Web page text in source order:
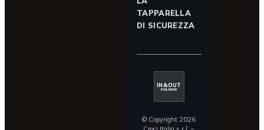
TAPPARELLA
DI SICUREZZA
IN&OUT
HOLDING
© Copyright 2026